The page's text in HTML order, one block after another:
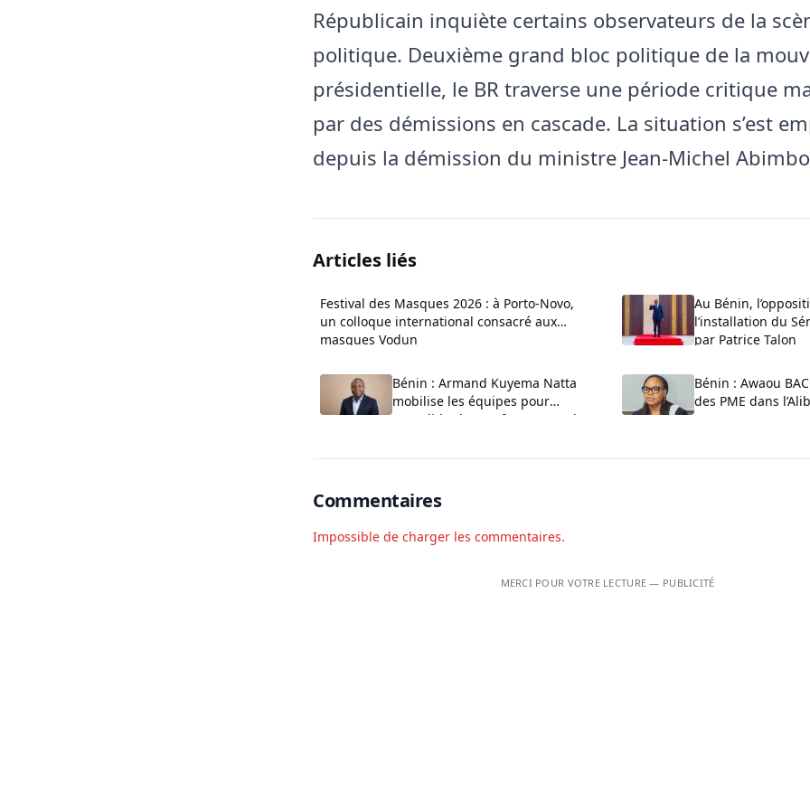
Républicain inquiète certains observateurs de la
politique. Deuxième grand bloc politique de la
présidentielle, le BR traverse une période critique
par des démissions en cascade. La situation s’est
depuis la démission du ministre Jean-Michel
Articles liés
Festival des Masques 2026 : à Porto-Novo,
un colloque international consacré aux
masques Vodun
Au Bénin,
l’installation du
par Patrice Talon
Bénin : Armand Kuyema Natta
mobilise les équipes pour
consolider les performances du
Bénin : Awaou
des PME dans
Commentaires
Impossible de charger les commentaires.
MERCI POUR VOTRE LECTURE — PUBLICITÉ